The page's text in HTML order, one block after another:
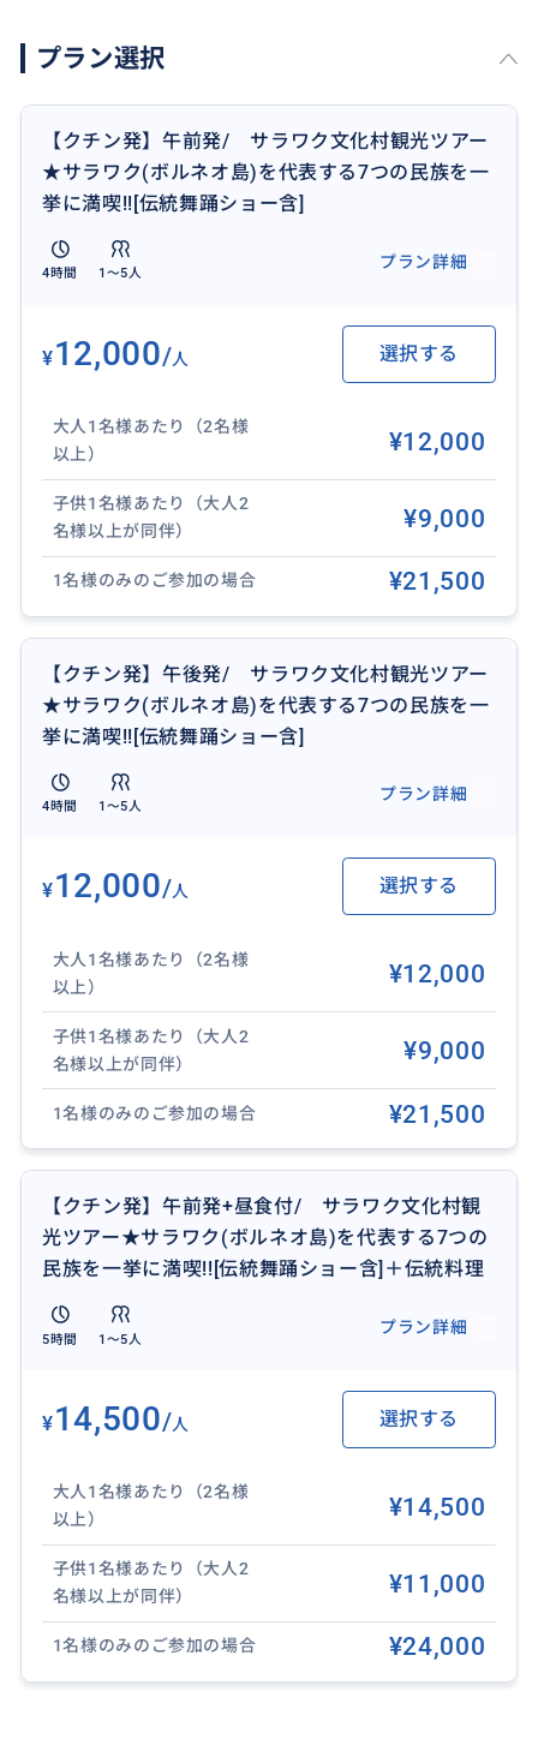
民プナン系、高尚な文化を有するオラン・ウルー系、
住居とその生活ぶりを見学できます。各民族の一部の
スタッフは、実際の民族出身の方もいます。
建物内では、植物やお米から作ったお菓子調理の実演
や木工細工作成、楽器作成など、伝統工芸が盛り沢山
矢などの体験も可能です。
は、特設シアターにて大スペクタクルな迫力あるもの
です。
各民族のそれぞれの代表的な舞踊をご覧いただけま
す。
【旅程表】
09:00 ご宿泊ホテルにお迎え
10:00 先住民族の住居を見学
- ビダユ族/イバン族/プナン族/
オランウルー族/メラナウ族/マレー人/中
華
11:30 伝統舞踊のショーを観賞(約40分)
13:00 ホテルにご帰着
- 歩きやすい洋服と靴
- 建物の構造上、スカートはご遠慮ください
- 帽子
- リュック
- 防虫クリーム/スプレー
- 日除け止めクリーム
- 雨具(折り畳み傘/レインコート)
- カメラなど
**ご案内【重要】**
下記の日時はイベント開催のため、午前/午後とも通常
ツアーが催行できません。ご予約の方は、下記以外の
1.2026年4月03日~04日Live Music Concert
3.2026年5月23日~24日Sarawak Harvest & Folklore F
estival
4.2026年6月26日~28日Rainforest World Music Festiv
5.2026年7月11日~12日Boots & Beers
6.2026年7月18日 Project Horahorey
7.2026年8月29日~30日Rock in The Jungle
プラン選択
【クチン発】午前発/ サラワク文化村観光ツアー
★サラワク(ボルネオ島)を代表する7つの民族を一
挙に満喫!![伝統舞踊ショー含]
4時間 1〜5人
プラン詳細
¥12,000/人 選択する
大人1名様あたり（2名様
以上）
¥12,000
子供1名様あたり（大人2
名様以上が同伴）
¥9,000
1名様のみのご参加の場合 ¥21,500
【クチン発】午後発/ サラワク文化村観光ツアー
★サラワク(ボルネオ島)を代表する7つの民族を一
挙に満喫!![伝統舞踊ショー含]
4時間 1〜5人
プラン詳細
¥12,000/人 選択する
大人1名様あたり（2名様
以上）
¥12,000
子供1名様あたり（大人2
名様以上が同伴）
¥9,000
1名様のみのご参加の場合 ¥21,500
【クチン発】午前発+昼食付/ サラワク文化村観
光ツアー★サラワク(ボルネオ島)を代表する7つの
民族を一挙に満喫!![伝統舞踊ショー含]＋伝統料理
5時間 1〜5人
プラン詳細
¥14,500/人 選択する
大人1名様あたり（2名様
以上）
¥14,500
子供1名様あたり（大人2
名様以上が同伴）
¥11,000
1名様のみのご参加の場合 ¥24,000